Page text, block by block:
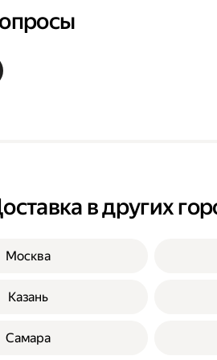
в других
Москва
Казань
Самара